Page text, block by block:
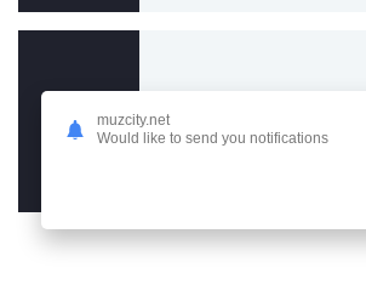
gokberk - Chipi Chipi
Узбекские и казахские песни,
muzcity.net
Would like to send you notifications